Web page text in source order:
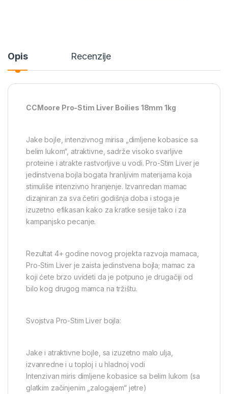
Opis Recenzije
CCMoore Pro-Stim Liver Boilies 18mm 1kg
Jake bojle, intenzivnog mirisa „dimljene kobasice sa
belim lukom“, atraktivne, sadrže visoko svarljive
proteine i atrakte rastvorljive u vodi. Pro-Stim Liver je
jedinstvena bojla bogata hranljivim materijama koja
stimuliše intenzivno hranjenje. Izvanredan mamac
dizajniran za sva četiri godišnja doba i stoga je
izuzetno efikasan kako za kratke sesije tako i za
kampanjsko pecanje.
Rezultat 4+ godine novog projekta razvoja mamaca,
Pro-Stim Liver je zaista jedinstvena bojla; mamac za
koji ćete brzo uvideti da je potpuno je drugačiji od
bilo kog drugog mamca na tržištu.
Svojstva Pro-Stim Liver bojla:
Jake i atraktivne bojle, sa izuzetno malo ulja,
izvanredne i u toploj i u hladnoj vodi
Intenzivan miris dimljene kobasice sa belim lukom (sa
glatkim začinjenim „zalogajem“ jetre)